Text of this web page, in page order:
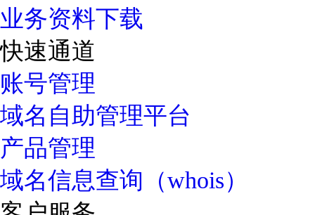
业务资料下载
快速通道
账号管理
域名自助管理平台
产品管理
域名信息查询（whois）